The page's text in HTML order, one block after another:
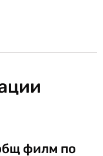
филм по